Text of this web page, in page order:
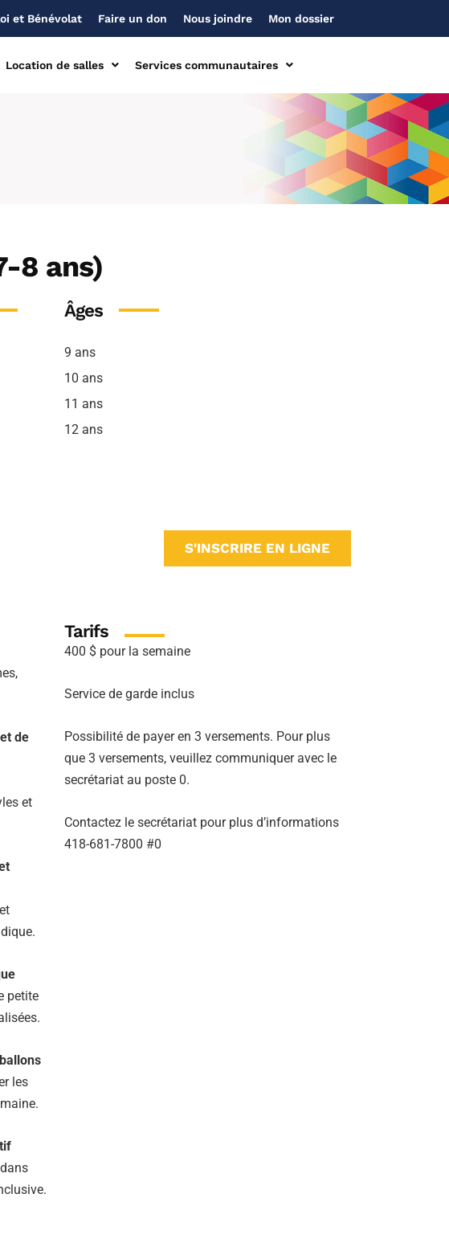
et Bénévolat Faire un don Nous joindre Mon dossier
Location de salles Services communautaires
8 ans)
Âges
9 ans
10 ans
11 ans
12 ans
S'INSCRIRE EN LIGNE
de
et
petite
les
Tarifs
400 $ pour la semaine
Service de garde inclus
Possibilité de payer en 3 versements. Pour plus
que 3 versements, veuillez communiquer avec le
secrétariat au poste 0.
Contactez le secrétariat pour plus d’informations
418-681-7800 #0